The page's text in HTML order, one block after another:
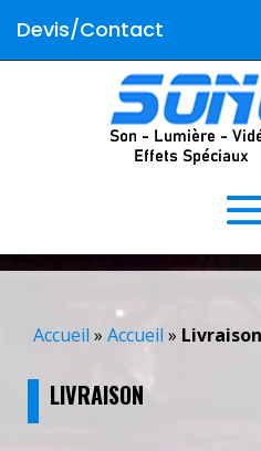
Devis/Contact
Accueil » Accueil » Livraison
LIVRAISON